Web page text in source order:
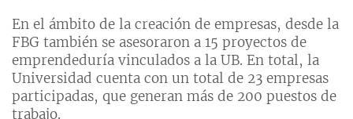
En el ámbito de la creación de empresas, desde la
FBG también se asesoraron a 15 proyectos de
emprendeduría vinculados a la UB. En total, la
Universidad cuenta con un total de 23 empresas
participadas, que generan más de 200 puestos de
trabajo.